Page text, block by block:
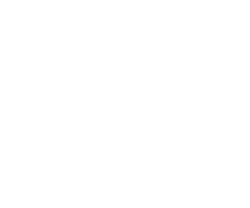
532
стрейч-атлас.